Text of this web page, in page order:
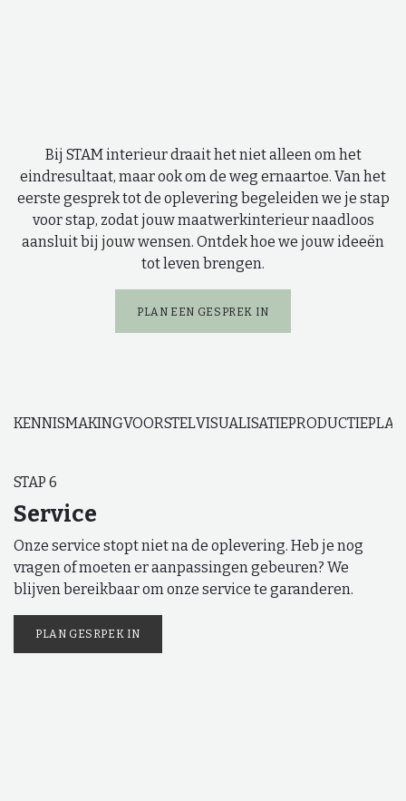
Bij STAM interieur draait het niet alleen om het
eindresultaat, maar ook om de weg ernaartoe. Van het
eerste gesprek tot de oplevering begeleiden we je stap
voor stap, zodat jouw maatwerkinterieur naadloos
aansluit bij jouw wensen. Ontdek hoe we jouw ideeën
tot leven brengen.
PLAN EEN GES PREK IN
KENNISMAKINGVOORSTELVISUALISATIEPRODUCTIE
STAP 6
Service
Onze service stopt niet na de oplevering. Heb je nog
vragen of moeten er aanpassingen gebeuren? We
blijven bereikbaar om onze service te garanderen.
PLAN GESRPEK IN